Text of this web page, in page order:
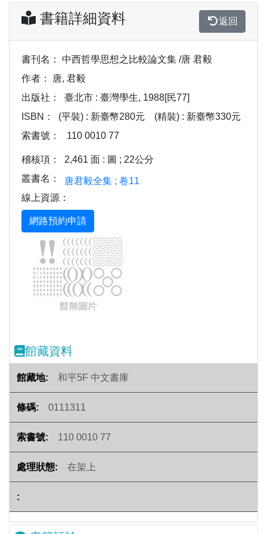
書籍詳細資料 返回
書刊名：
中西哲學思想之比較論文集 /唐 君毅
作者：
唐, 君毅
出版社：
臺北市 : 臺灣學生, 1988[民77]
ISBN：
(平裝) : 新臺幣280元
(精裝) : 新臺幣330元
索書號：
110 0010 77
稽核項：
2,461 面 : 圖 ; 22公分
叢書名：
唐君毅全集 ; 卷11
線上資源：
Previous
館藏資料
和平5F 中文書庫
0111311
110 0010 77
在架上